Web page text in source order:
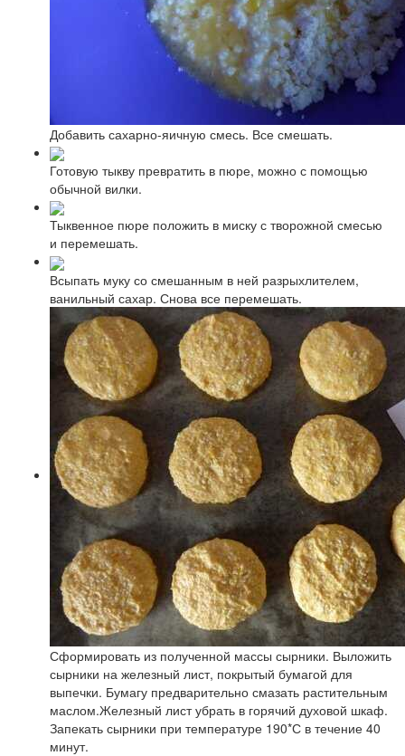
Добавить сахарно-яичную смесь. Все смешать.
Готовую тыкву превратить в пюре, можно с помощью
обычной вилки.
Тыквенное пюре положить в миску с творожной смесью
и перемешать.
Всыпать муку со смешанным в ней разрыхлителем,
ванильный сахар. Снова все перемешать.
Сформировать из полученной массы сырники. Выложить
сырники на железный лист, покрытый бумагой для
выпечки. Бумагу предварительно смазать растительным
маслом.Железный лист убрать в горячий духовой шкаф.
Запекать сырники при температуре 190*С в течение 40
минут.